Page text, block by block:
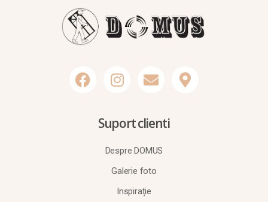
Suport clienti
Despre DOMUS
Galerie foto
Inspirație